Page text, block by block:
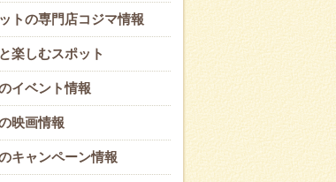
トの専門店コジマ情報
楽しむスポット
イベント情報
映画情報
キャンペーン情報